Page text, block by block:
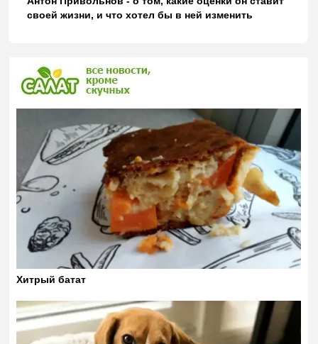
своей жизни, и что хотел бы в ней изменить